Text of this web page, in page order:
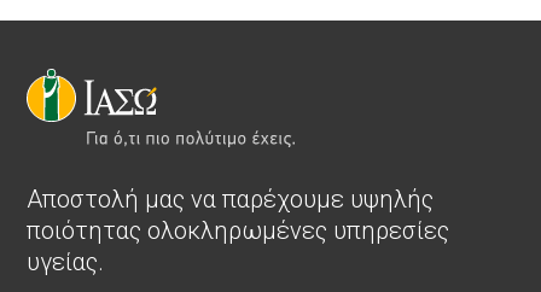
Αποστολή μας να παρέχουμε υψηλής
ποιότητας ολοκληρωμένες υπηρεσίες
υγείας.